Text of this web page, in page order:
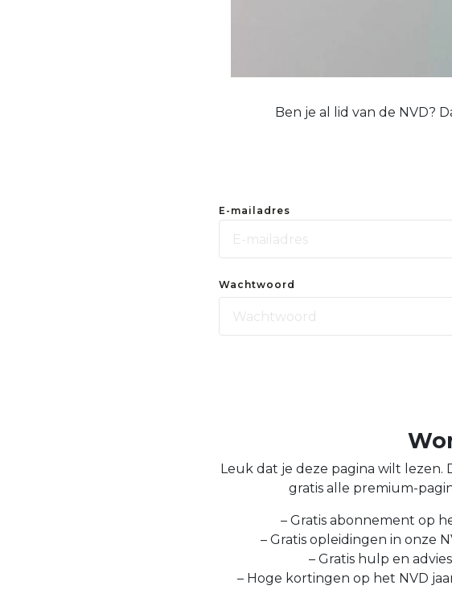
Ben je al lid van de NVD?
E-mailadres
Wachtwoord
Leuk dat je deze pagina wilt lezen.
gratis alle premium-
– Gratis abonnement op
– Gratis opleidingen in onze
– Gratis hulp en
– Hoge kortingen op het NVD